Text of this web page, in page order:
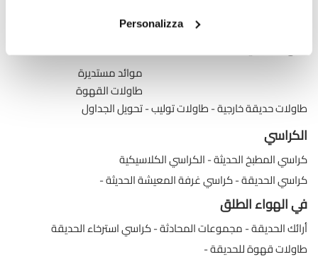
Personalizzaطاولات وحدة التحكم القابلة للتمديد
موائد مستديرة
طاولات القهوة
تحويل الجداول طاولات توليب طاولات حديقة خارجية
الكراسي
الكراسي الكلاسيكية كراسي المطبخ الحديثة
كراسي غرفة المعيشة الحديثة كراسي الحديقة
في الهواء الطلق
كراسي استرخاء الحديقة مجموعات المحادثة أرائك الحديقة
طاولات قهوة للحديقة